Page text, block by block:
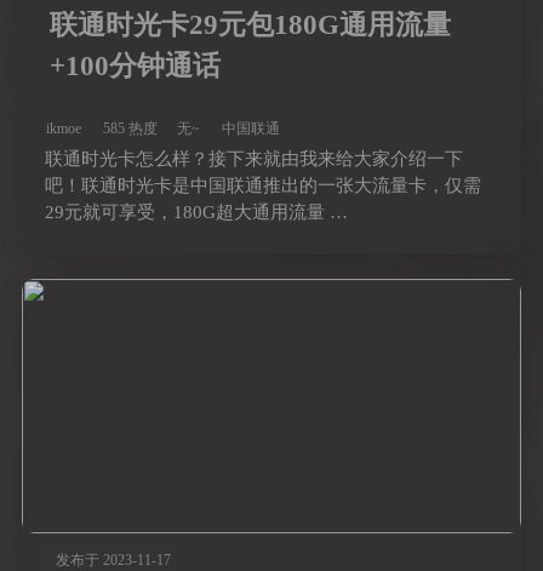
联通时光卡29元包180G通用流量
+100分钟通话
ikmoe 585 热度 无~ 中国联通
联通时光卡怎么样？接下来就由我来给大家介绍一下
吧！联通时光卡是中国联通推出的一张大流量卡，仅需
29元就可享受，180G超大通用流量 …
发布于 2023-11-17